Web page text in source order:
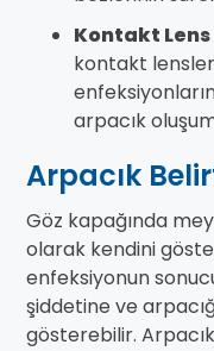
Kontakt Lens
kontakt
arpacık
Arpacık
Göz kapağında
olarak kendini
enfeksiyonun
şiddetine ve
gösterebilir.